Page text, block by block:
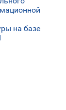
на базе